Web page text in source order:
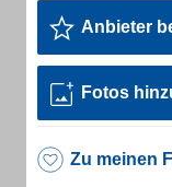
Anbieter
Fotos
Zu meinen